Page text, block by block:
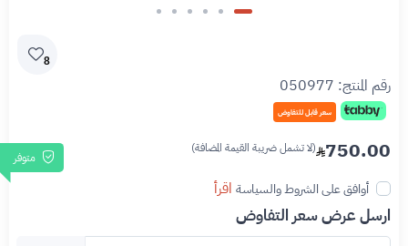
8
رقم المنتج: 050977
سعر قابل للتفاوض
متوفر 750.00 (لا تشمل ضريبة القيمة المضافة)
أوافق على الشروط والسياسة اقرأ
ارسل عرض سعر التفاوض